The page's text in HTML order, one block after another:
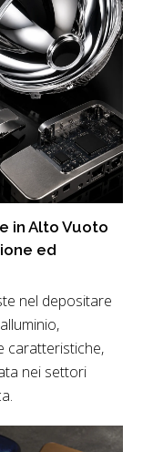
in Alto Vuoto
ed
nel depositare
caratteristiche,
nei settori